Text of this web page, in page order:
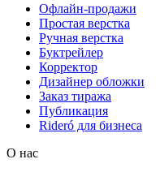
Офлайн-продажи
Простая верстка
Ручная верстка
Буктрейлер
Корректор
Дизайнер обложки
Заказ тиража
Публикация
Rideró для бизнеса
О нас